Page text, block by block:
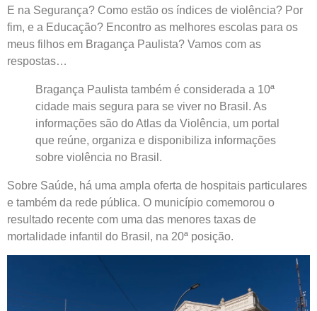
E na Segurança? Como estão os índices de violência? Por
fim, e a Educação? Encontro as melhores escolas para os
meus filhos em Bragança Paulista? Vamos com as
respostas…
Bragança Paulista também é considerada a 10ª
cidade mais segura para se viver no Brasil. As
informações são do Atlas da Violência, um portal
que reúne, organiza e disponibiliza informações
sobre violência no Brasil.
Sobre Saúde, há uma ampla oferta de hospitais particulares
e também da rede pública. O município comemorou o
resultado recente com uma das menores taxas de
mortalidade infantil do Brasil, na 20ª posição.